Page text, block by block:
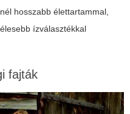
hosszabb élettartammal,
ízválasztékkal
fajták